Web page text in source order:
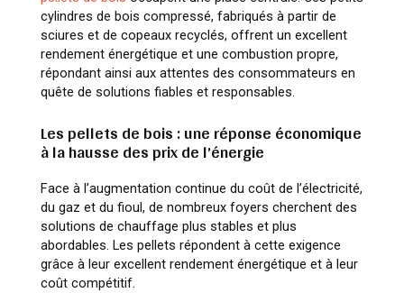
cylindres de bois compressé, fabriqués à partir de
sciures et de copeaux recyclés, offrent un excellent
rendement énergétique et une combustion propre,
répondant ainsi aux attentes des consommateurs en
quête de solutions fiables et responsables.
Les pellets de bois : une réponse économique
à la hausse des prix de l’énergie
Face à l’augmentation continue du coût de l’électricité,
du gaz et du fioul, de nombreux foyers cherchent des
solutions de chauffage plus stables et plus
abordables. Les pellets répondent à cette exigence
grâce à leur excellent rendement énergétique et à leur
coût compétitif.